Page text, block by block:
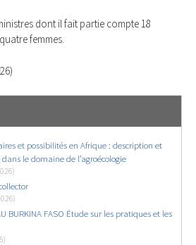
dont il fait partie compte 18
femmes.
et possibilités en Afrique : description et
le domaine de l’agroécologie
BURKINA FASO Étude sur les pratiques et les